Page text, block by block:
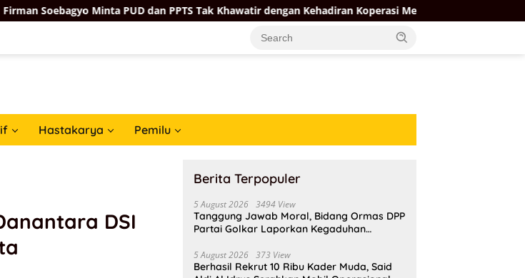
Minta PUD dan PPTS Tak Khawatir dengan Kehadiran Koperasi Merah Putih
Hastakarya Pemilu
DSI
Berita Terpopuler
5 August 2026 3494 View
Tanggung Jawab Moral, Bidang Ormas DPP
Partai Golkar Laporkan Kegaduhan
5 August 2026 373 View
Berhasil Rekrut 10 Ribu Kader Muda, Said